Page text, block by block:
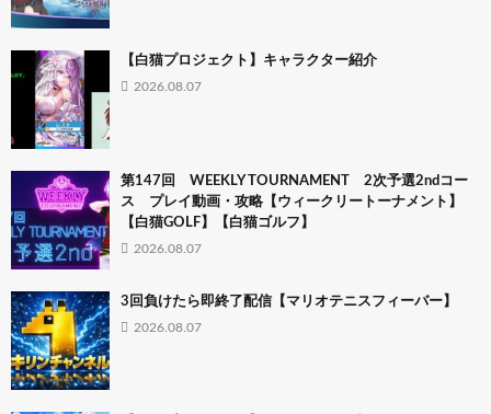
【白猫プロジェクト】キャラクター紹介
2026.08.07
第147回 WEEKLY TOURNAMENT 2次予選2ndコー
ス プレイ動画・攻略【ウィークリートーナメント】
【白猫GOLF】【白猫ゴルフ】
2026.08.07
3回負けたら即終了配信【マリオテニスフィーバー】
2026.08.07